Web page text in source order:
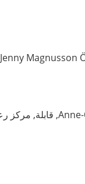
Jenny Magnusson
قابلة, مركز